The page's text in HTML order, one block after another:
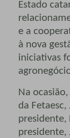
Estado
e a
à nova
iniciativas
Na
da Fetaesc,
presidente,
presidente,